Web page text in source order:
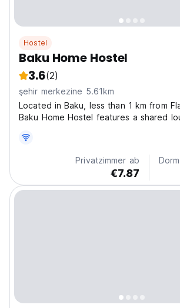
Hostel
Baku Home Hostel
3.6(2)
şehir merkezine 5.61km
Located in Baku, less than 1 km from
Baku Home Hostel features a shared
3 km from Freedom Square, less than 1
Maiden Tower, and around 3.4 km from
Station. Flag...Privatzimmer ab
€7.87